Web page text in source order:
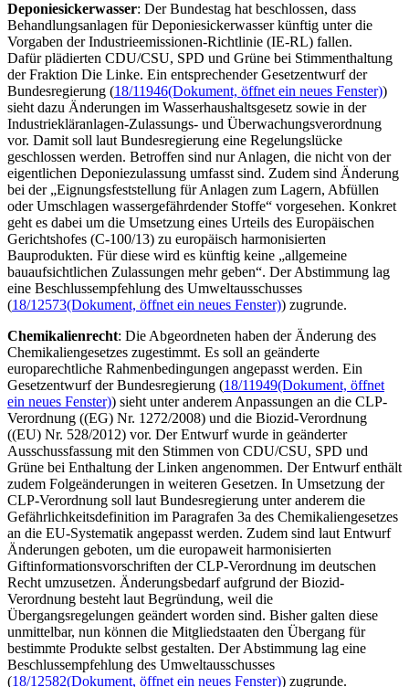
Deponiesickerwasser: Der Bundestag hat beschlossen, dass
Behandlungsanlagen für Deponiesickerwasser künftig unter die
Vorgaben der Industrieemissionen-Richtlinie (IE-RL) fallen.
Dafür plädierten CDU/CSU, SPD und Grüne bei Stimmenthaltung
der Fraktion Die Linke. Ein entsprechender Gesetzentwurf der
Bundesregierung (18/11946(Dokument, öffnet ein neues Fenster))
sieht dazu Änderungen im Wasserhaushaltsgesetz sowie in der
Industriekläranlagen-Zulassungs- und Überwachungsverordnung
vor. Damit soll laut Bundesregierung eine Regelungslücke
geschlossen werden. Betroffen sind nur Anlagen, die nicht von der
eigentlichen Deponiezulassung umfasst sind. Zudem sind Änderung
bei der „Eignungsfeststellung für Anlagen zum Lagern, Abfüllen
oder Umschlagen wassergefährdender Stoffe“ vorgesehen. Konkret
geht es dabei um die Umsetzung eines Urteils des Europäischen
Gerichtshofes (C-100/13) zu europäisch harmonisierten
Bauprodukten. Für diese wird es künftig keine „allgemeine
bauaufsichtlichen Zulassungen mehr geben“. Der Abstimmung lag
eine Beschlussempfehlung des Umweltausschusses
(18/12573(Dokument, öffnet ein neues Fenster)) zugrunde.
Chemikalienrecht: Die Abgeordneten haben der Änderung des
Chemikaliengesetzes zugestimmt. Es soll an geänderte
europarechtliche Rahmenbedingungen angepasst werden. Ein
Gesetzentwurf der Bundesregierung (18/11949(Dokument, öffnet
ein neues Fenster)) sieht unter anderem Anpassungen an die CLP-
Verordnung ((EG) Nr. 1272/2008) und die Biozid-Verordnung
((EU) Nr. 528/2012) vor. Der Entwurf wurde in geänderter
Ausschussfassung mit den Stimmen von CDU/CSU, SPD und
Grüne bei Enthaltung der Linken angenommen. Der Entwurf enthält
zudem Folgeänderungen in weiteren Gesetzen. In Umsetzung der
CLP-Verordnung soll laut Bundesregierung unter anderem die
Gefährlichkeitsdefinition im Paragrafen 3a des Chemikaliengesetzes
an die EU-Systematik angepasst werden. Zudem sind laut Entwurf
Änderungen geboten, um die europaweit harmonisierten
Giftinformationsvorschriften der CLP-Verordnung im deutschen
Recht umzusetzen. Änderungsbedarf aufgrund der Biozid-
Verordnung besteht laut Begründung, weil die
Übergangsregelungen geändert worden sind. Bisher galten diese
unmittelbar, nun können die Mitgliedstaaten den Übergang für
bestimmte Produkte selbst gestalten. Der Abstimmung lag eine
Beschlussempfehlung des Umweltausschusses
(18/12582(Dokument, öffnet ein neues Fenster)) zugrunde.